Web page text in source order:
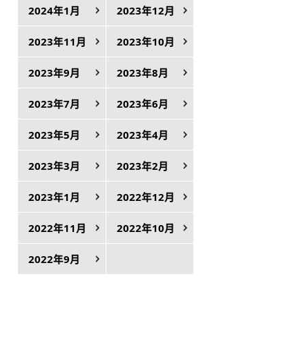
2024年1月 2023年12月
2023年11月 2023年10月
2023年9月 2023年8月
2023年7月 2023年6月
2023年5月 2023年4月
2023年3月 2023年2月
2023年1月 2022年12月
2022年11月 2022年10月
2022年9月